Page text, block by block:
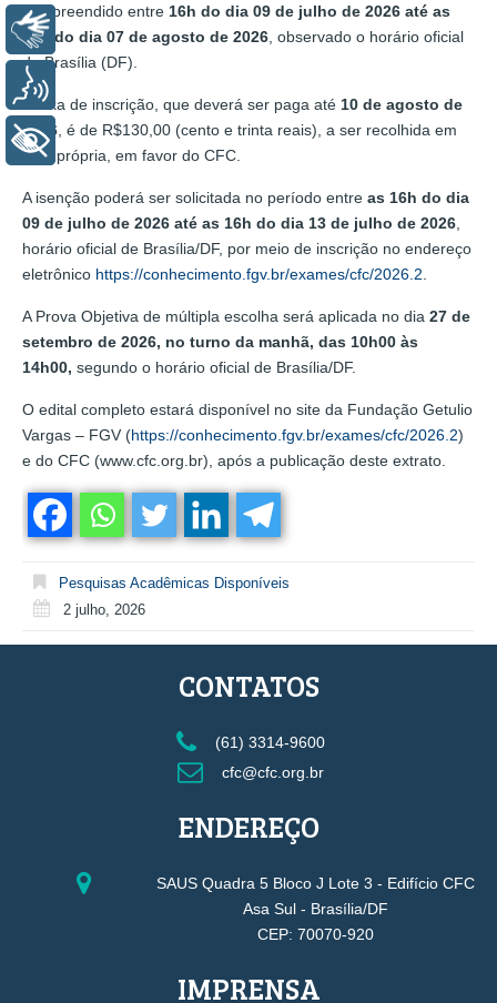
compreendido entre 16h do dia 09 de julho de 2026 até as
16h do dia 07 de agosto de 2026 , observado o horário oficial
de Brasília (DF).
A taxa de inscrição, que deverá ser paga até 10 de agosto de
2026 , é de R$130,00 (cento e trinta reais), a ser recolhida em
guia própria, em favor do CFC.
A isenção poderá ser solicitada no período entre as 16h do dia
09 de julho de 2026 até as 16h do dia 13 de julho de 2026
horário oficial de Brasília/DF, por meio de inscrição no endereço
eletrônico https://conhecimento.fgv.br/exames/cfc/2026.2
A Prova Objetiva de múltipla escolha será aplicada no dia 27 de
setembro de 2026, no turno da manhã, das 10h00 às
14h00, segundo o horário oficial de Brasília/DF.
O edital completo estará disponível no site da Fundação Getulio
Vargas – FGV (https://conhecimento.fgv.br/exames/cfc/2026.2)
e do CFC (www.cfc.org.br), após a publicação deste extrato.
Pesquisas Acadêmicas Disponíveis
2 julho, 2026
CONTATOS
(61) 3314-9600
cfc@cfc.org.br
ENDEREÇO
SAUS Quadra 5 Bloco J Lote 3 - Edifício CFC
Asa Sul - Brasília/DF
CEP: 70070-920
IMPRENSA
Libras
+ Acessibilidade